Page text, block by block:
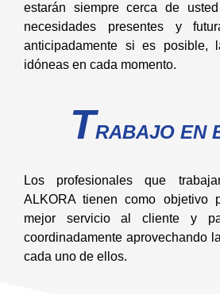
estarán siempre cerca de
necesidades presentes y
anticipadamente si es posible,
idóneas en cada momento.
TRABAJO EN
Los profesionales que
ALKORA tienen como objetivo
mejor servicio al cliente y
coordinadamente aprovechando
cada uno de ellos.